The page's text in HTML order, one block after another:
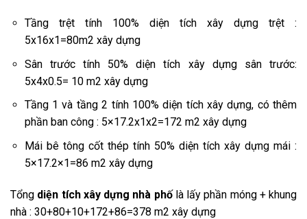
Tầng trệt tính 100% diện tích xây dựng trệt :
5x16x1=80m2 xây dựng
Sân trước tính 50% diện tích xây dựng sân trước:
5x4x0.5= 10 m2 xây dựng
Tầng 1 và tầng 2 tính 100% diện tích xây dựng, có thêm
phần ban công : 5×17.2x1x2=172 m2 xây dựng
Mái bê tông cốt thép tính 50% diện tích xây dựng mái :
5×17.2×1=86 m2 xây dựng
Tổng diện tích xây dựng nhà phốlà lấy phần móng + khung
nhà : 30+80+10+172+86=378 m2 xây dựng